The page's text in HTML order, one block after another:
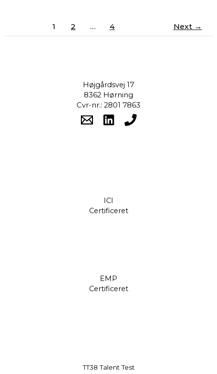
1 2 … 4 Next →
Højgårdsvej 17
8362 Hørning
Cvr-nr.: 2801 7863
ICI
Certificeret
EMP
Certificeret
TT38 Talent Test